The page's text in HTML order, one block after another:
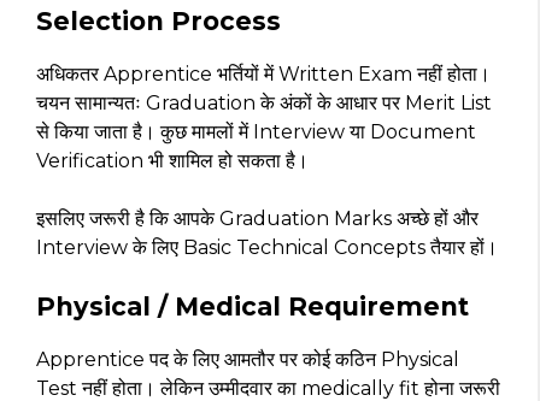
Selection Process
अधिकतर Apprentice भर्तियों में Written Exam नहीं होता।
चयन सामान्यतः Graduation के अंकों के आधार पर Merit List
से किया जाता है। कुछ मामलों में Interview या Document
Verification भी शामिल हो सकता है।
इसलिए जरूरी है कि आपके Graduation Marks अच्छे हों और
Interview के लिए Basic Technical Concepts तैयार हों।
Physical / Medical Requirement
Apprentice पद के लिए आमतौर पर कोई कठिन Physical
Test नहीं होता। लेकिन उम्मीदवार का medically fit होना जरूरी